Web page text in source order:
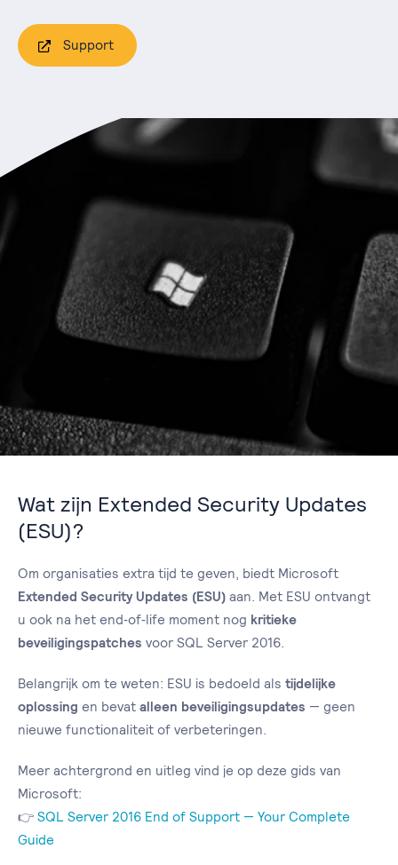
Support
Wat zijn Extended Security Updates
(ESU)?
Om organisaties extra tijd te geven, biedt Microsoft
Extended Security Updates (ESU) aan. Met ESU ontvangt
u ook na het end‑of‑life moment nog kritieke
beveiligingspatches voor SQL Server 2016.
Belangrijk om te weten: ESU is bedoeld als tijdelijke
oplossing en bevat alleen beveiligingsupdates — geen
nieuwe functionaliteit of verbeteringen.
Meer achtergrond en uitleg vind je op deze gids van
Microsoft:
👉 SQL Server 2016 End of Support — Your Complete
Guide